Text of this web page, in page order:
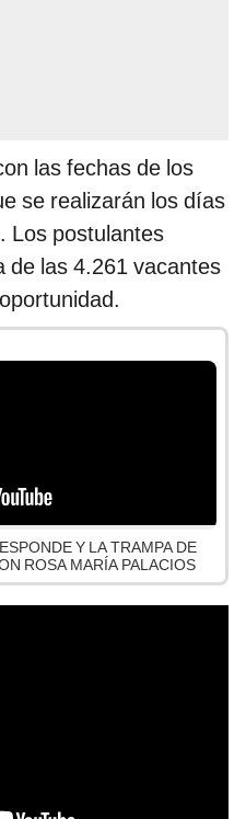
las fechas de los
se realizarán los días
Los postulantes
de las 4.261 vacantes
Y LA TRAMPA DE
ROSA MARÍA PALACIOS